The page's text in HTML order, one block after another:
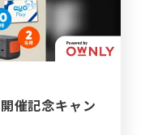
催記念キャン